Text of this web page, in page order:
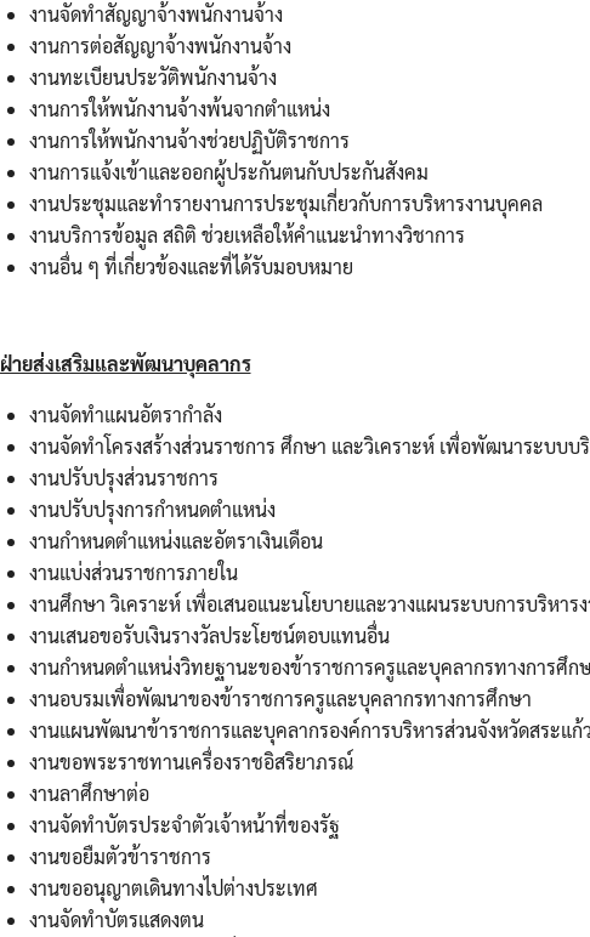
งานจัดทำสัญญาจ้างพนักงานจ้าง
งานการต่อสัญญาจ้างพนักงานจ้าง
งานทะเบียนประวัติพนักงานจ้าง
งานการให้พนักงานจ้างพ้นจากตำแหน่ง
งานการให้พนักงานจ้างช่วยปฏิบัติราชการ
งานการแจ้งเข้าและออกผู้ประกันตนกับประกันสังคม
งานประชุมและทำรายงานการประชุมเกี่ยวกับการบริหารงานบุคคล
งานบริการข้อมูล สถิติ ช่วยเหลือให้คำแนะนำทางวิชาการ
งานอื่น ๆ ที่เกี่ยวข้องและที่ได้รับมอบหมาย
ฝ่ายส่งเสริมและพัฒนาบุคลากร
งานจัดทำแผนอัตรากำลัง
งานจัดทำโครงสร้างส่วนราชการ ศึกษา และวิเคราะห์ เพื่อพัฒนาระบบบ
งานปรับปรุงส่วนราชการ
งานปรับปรุงการกำหนดตำแหน่ง
งานกำหนดตำแหน่งและอัตราเงินเดือน
งานแบ่งส่วนราชการภายใน
งานศึกษา วิเคราะห์ เพื่อเสนอแนะนโยบายและวางแผนระบบการบริหาร
งานเสนอขอรับเงินรางวัลประโยชน์ตอบแทนอื่น
งานกำหนดตำแหน่งวิทยฐานะของข้าราชการครูและบุคลากรทางการศึก
งานอบรมเพื่อพัฒนาของข้าราชการครูและบุคลากรทางการศึกษา
งานแผนพัฒนาข้าราชการและบุคลากรองค์การบริหารส่วนจังหวัดสระแก้ว
งานขอพระราชทานเครื่องราชอิสริยาภรณ์
งานลาศึกษาต่อ
งานจัดทำบัตรประจำตัวเจ้าหน้าที่ของรัฐ
งานขอยืมตัวข้าราชการ
งานขออนุญาตเดินทางไปต่างประเทศ
งานจัดทำบัตรแสดงตน